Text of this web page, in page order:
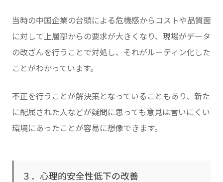
当時の中国企業の台頭による危機感からコストや品質面
に対して上層部からの要求が大きくなり、現場がデータ
の改ざんを行うことで対処し、それがルーティン化した
ことがわかっています。
不正を行うことが解決策となっていることもあり、新た
に配属された人などが疑問に思っても意見は言いにくい
環境にあったことが容易に想像できます。
３．心理的安全性低下の改善